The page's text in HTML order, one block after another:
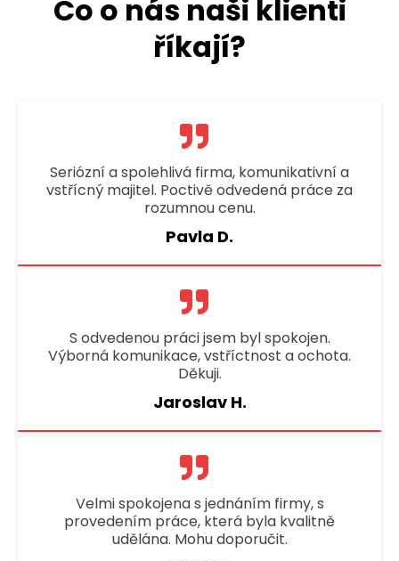
Co o nás naši klienti
říkají?
Seriózní a spolehlivá firma, komunikativní a
vstřícný majitel. Poctivě odvedená práce za
rozumnou cenu.
Pavla D.
S odvedenou práci jsem byl spokojen.
Výborná komunikace, vstříctnost a ochota.
Děkuji.
Jaroslav H.
Velmi spokojena s jednáním firmy, s
provedením práce, která byla kvalitně
udělána. Mohu doporučit.